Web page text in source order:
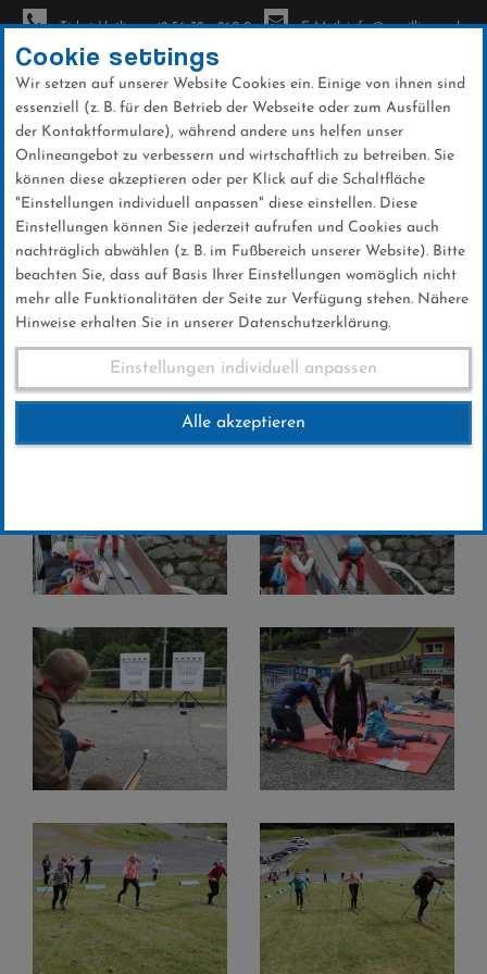
Direkt
zum
Inhalt
Ticket-Hotline: +49 56 32 - 960-0 E-Mail: info@sc-willingen.de
Galerien
Nordic Day 2021
Cookie settings
Wir setzen auf unserer Website Cookies ein. Einige von ihnen sind
essenziell (z. B. für den Betrieb der Webseite oder zum Ausfüllen
der Kontaktformulare), während andere uns helfen unser
Onlineangebot zu verbessern und wirtschaftlich zu betreiben. Sie
können diese akzeptieren oder per Klick auf die Schaltfläche
"Einstellungen individuell anpassen" diese einstellen. Diese
Einstellungen können Sie jederzeit aufrufen und Cookies auch
nachträglich abwählen (z. B. im Fußbereich unserer Website). Bitte
beachten Sie, dass auf Basis Ihrer Einstellungen womöglich nicht
mehr alle Funktionalitäten der Seite zur Verfügung stehen. Nähere
Hinweise erhalten Sie in unserer Datenschutzerklärung.
Einstellungen individuell anpassen
Alle akzeptieren